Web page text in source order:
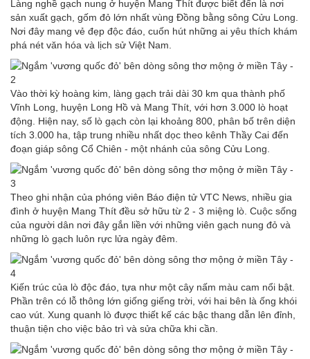
Làng nghề gạch nung ở huyện Mang Thít được biết đến là nơi
sản xuất gạch, gốm đỏ lớn nhất vùng Đồng bằng sông Cửu Long.
Nơi đây mang vẻ đẹp độc đáo, cuốn hút những ai yêu thích khám
phá nét văn hóa và lịch sử Việt Nam.
Vào thời kỳ hoàng kim, làng gạch trải dài 30 km qua thành phố
Vĩnh Long, huyện Long Hồ và Mang Thít, với hơn 3.000 lò hoạt
động. Hiện nay, số lò gạch còn lại khoảng 800, phân bố trên diện
tích 3.000 ha, tập trung nhiều nhất dọc theo kênh Thầy Cai đến
đoạn giáp sông Cổ Chiên - một nhánh của sông Cửu Long.
Theo ghi nhận của phóng viên Báo điện tử VTC News, nhiều gia
đình ở huyện Mang Thít đều sở hữu từ 2 - 3 miệng lò. Cuộc sống
của người dân nơi đây gắn liền với những viên gạch nung đỏ và
những lò gạch luôn rực lửa ngày đêm.
Kiến trúc của lò độc đáo, tựa như một cây nấm màu cam nổi bật.
Phần trên có lỗ thông lớn giống giếng trời, với hai bên là ống khói
cao vút. Xung quanh lò được thiết kế các bậc thang dẫn lên đỉnh,
thuận tiện cho việc bảo trì và sửa chữa khi cần.